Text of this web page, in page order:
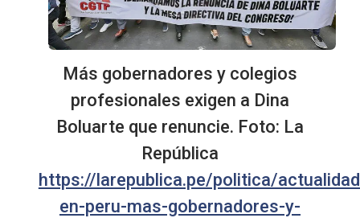
Más gobernadores y colegios
profesionales exigen a Dina
Boluarte que renuncie. Foto: La
República
https://larepublica.pe/politica/
en-peru-mas-gobernadores-y-